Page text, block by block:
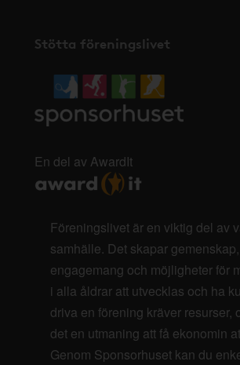
Stötta föreningslivet
En del av AwardIt
Föreningslivet är en viktig del av
samhälle. Det skapar gemenskap,
engagemang och möjligheter för
i alla åldrar att utvecklas och ha
driva en förening kräver resurser,
det en utmaning att få ekonomin
Genom Sponsorhuset kan du